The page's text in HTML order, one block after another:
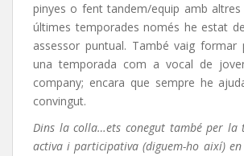
pinyes o fent tandem/equip amb
últimes temporades només he estat
assessor puntual. També vaig formar
una temporada com a vocal de
company; encara que sempre he
convingut.
Dins la colla…ets conegut també per la
activa i participativa (diguem-ho així) en